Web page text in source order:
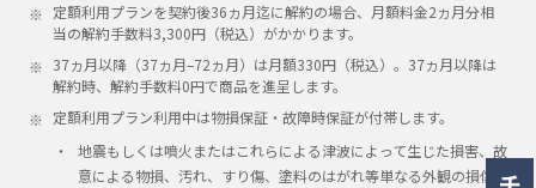
定額利用プランを契約後36ヵ月迄に解約の場合、月額料金2ヵ月分相
当の解約手数料3,300円（税込）がかかります。
37ヵ月以降（37ヵ月–72ヵ月）は月額330円（税込）。37ヵ月以降は
解約時、解約手数料0円で商品を進呈します。
定額利用プラン利用中は物損保証‧故障時保証が付帯します。
地震もしくは噴⽕またはこれらによる津波によって生じた損害、故
意による物損、汚れ、すり傷、塗料のはがれ等単なる外観の損傷